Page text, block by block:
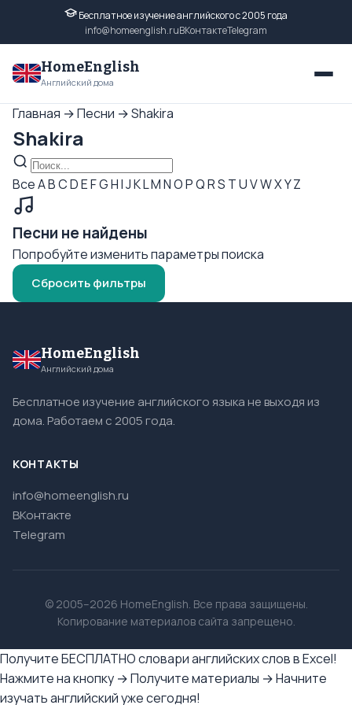
Бесплатное изучение английского с 2005 года
info@homeenglish.ruВКонтактеTelegram
HomeEnglish
Английский дома
Главная →Песни →Shakira
Shakira
ВсеABCDEFGHIJKLMNOPQRS TUVWXYZ
Песни не найдены
Попробуйте изменить параметры поиска
Сбросить фильтры
HomeEnglish
Английский дома
Бесплатное изучение английского языка не выходя из
дома. Работаем с 2005 года.
КОНТАКТЫ
info@homeenglish.ru
ВКонтакте
Telegram
© 2005–2026 HomeEnglish. Все права защищены.
Копирование материалов сайта запрещено.
Получите БЕСПЛАТНО словари английских слов в Excel!
Нажмите на кнопку → Получите материалы → Начните
изучать английский уже сегодня!